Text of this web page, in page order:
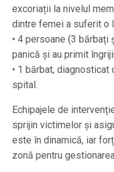
excoriații la nivelul
dintre femei a suferit o
• 4 persoane (3
panică și au primit
• 1 bărbat,
spital.
Echipajele de
sprijin victimelor și
este în dinamică, iar
zonă pentru